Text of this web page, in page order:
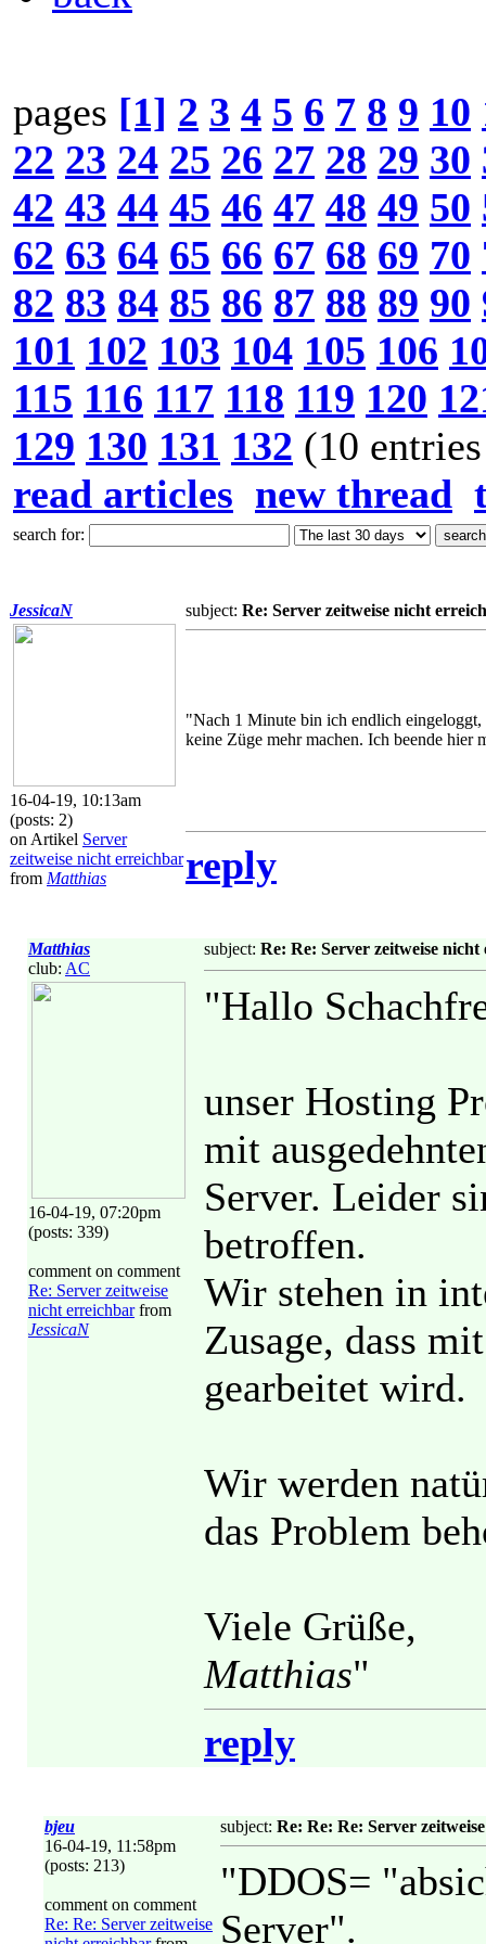
pages [1] 2 3 4 5 6 7 8 9 10
22 23 24 25 26 27 28 29 30
42 43 44 45 46 47 48 49 50
62 63 64 65 66 67 68 69 70
82 83 84 85 86 87 88 89 90
101 102 103 104 105 106
115 116 117 118 119 120
129 130 131 132 (10
read articles new thread
search for:
JessicaN
16-04-19, 10:13am
(posts: 2)
on Artikel Server
zeitweise nicht erreichbar
from Matthias
subject: Re: Server zeitweise nicht
"Nach 1 Minute bin ich endlich eingeloggt,
keine Züge mehr machen. Ich beende hier
reply
Matthias
club: AC
16-04-19, 07:20pm
(posts: 339)
comment on comment
Re: Server zeitweise
nicht erreichbarfrom
JessicaN
subject: Re: Re: Server zeitweise
"Hallo
unser Hosting
mit
Server. Leider
betroffen.
Wir stehen in
Zusage, dass
gearbeitet wird.
Wir werden
das Problem
Viele Grüße,
Matthias"
reply
bjeu
16-04-19, 11:58pm
(posts: 213)
comment on comment
Re: Re: Server zeitweise
subject: Re: Re: Re: Server
"DDOS=
Server".